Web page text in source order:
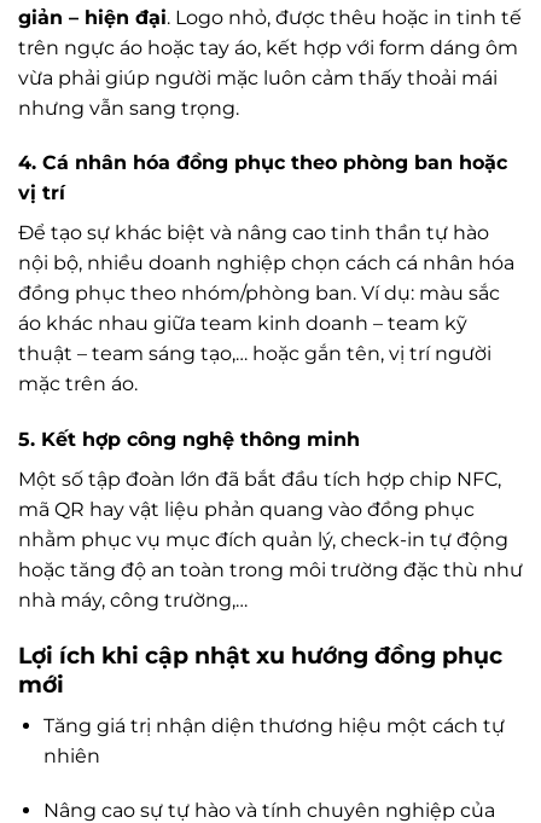
giản – hiện đại. Logo nhỏ, được thêu hoặc in tinh tế
trên ngực áo hoặc tay áo, kết hợp với form dáng ôm
vừa phải giúp người mặc luôn cảm thấy thoải mái
nhưng vẫn sang trọng.
4. Cá nhân hóa đồng phục theo phòng ban hoặc
vị trí
Để tạo sự khác biệt và nâng cao tinh thần tự hào
nội bộ, nhiều doanh nghiệp chọn cách cá nhân hóa
đồng phục theo nhóm/phòng ban. Ví dụ: màu sắc
áo khác nhau giữa team kinh doanh – team kỹ
thuật – team sáng tạo,… hoặc gắn tên, vị trí người
mặc trên áo.
5. Kết hợp công nghệ thông minh
Một số tập đoàn lớn đã bắt đầu tích hợp chip NFC,
mã QR hay vật liệu phản quang vào đồng phục
nhằm phục vụ mục đích quản lý, check-in tự động
hoặc tăng độ an toàn trong môi trường đặc thù như
nhà máy, công trường,…
Lợi ích khi cập nhật xu hướng đồng phục
mới
Tăng giá trị nhận diện thương hiệu một cách tự
nhiên
Nâng cao sự tự hào và tính chuyên nghiệp của